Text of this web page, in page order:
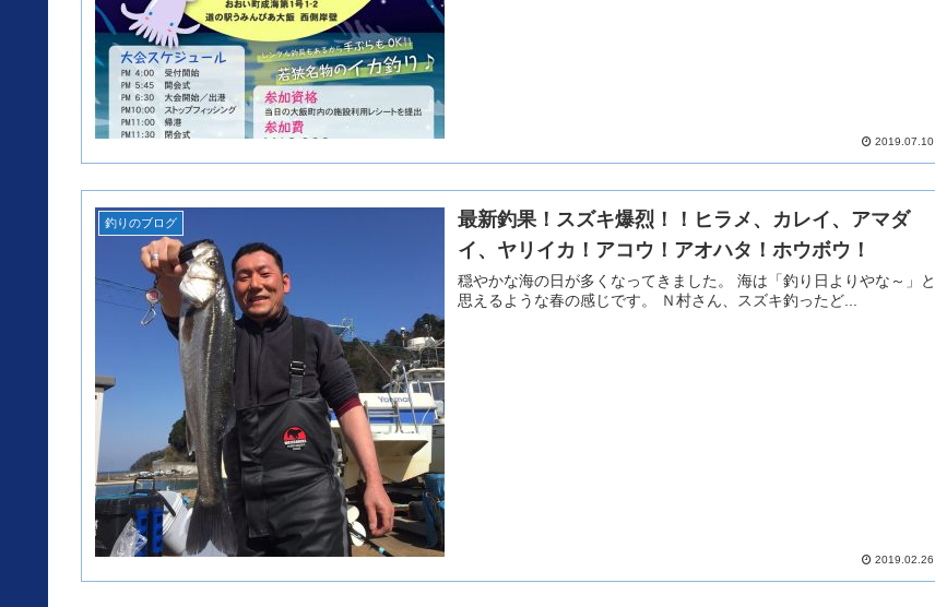
2019.07.10
釣りのブログ
最新釣果！スズキ爆烈！！ヒラメ、カレイ、アマダ
イ、ヤリイカ！アコウ！アオハタ！ホウボウ！
穏やかな海の日が多くなってきました。 海は「釣り日よりやな～」と
思えるような春の感じです。 Ｎ村さん、スズキ釣ったど...
2019.02.26